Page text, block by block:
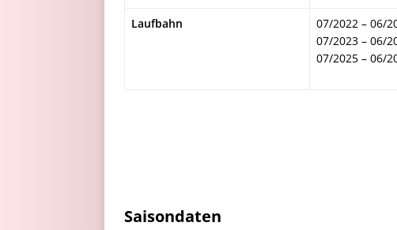
Laufbahn
07/2022 – 06/
07/2023 – 06/
07/2025 – 06/
Saisondaten